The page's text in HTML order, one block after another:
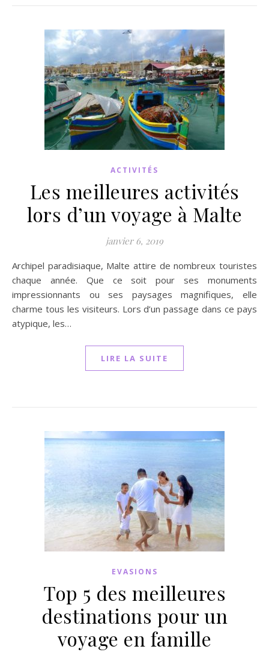
ACTIVITÉS
Les meilleures activités
lors d’un voyage à Malte
janvier 6, 2019
Archipel paradisiaque, Malte attire de nombreux touristes
chaque année. Que ce soit pour ses monuments
impressionnants ou ses paysages magnifiques, elle
charme tous les visiteurs. Lors d’un passage dans ce pays
atypique, les…
LIRE LA SUITE
EVASIONS
Top 5 des meilleures
destinations pour un
voyage en famille